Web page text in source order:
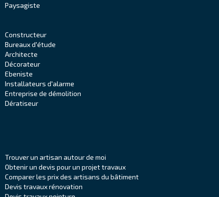
Paysagiste
Constructeur
Bureaux d'étude
Architecte
Décorateur
Ebeniste
Installateurs d'alarme
Entreprise de démolition
Dératiseur
Trouver un artisan autour de moi
Obtenir un devis pour un projet travaux
Comparer les prix des artisans du bâtiment
Devis travaux rénovation